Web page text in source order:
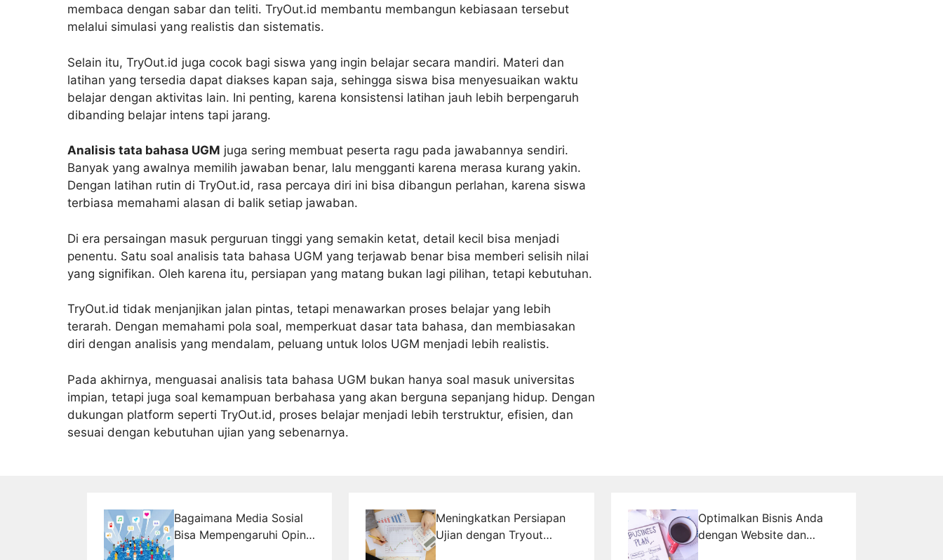
membaca dengan sabar dan teliti. TryOut.id membantu membangun kebiasaan tersebut
melalui simulasi yang realistis dan sistematis.
Selain itu, TryOut.id juga cocok bagi siswa yang ingin belajar secara mandiri. Materi dan
latihan yang tersedia dapat diakses kapan saja, sehingga siswa bisa menyesuaikan waktu
belajar dengan aktivitas lain. Ini penting, karena konsistensi latihan jauh lebih berpengaruh
dibanding belajar intens tapi jarang.
Analisis tata bahasa UGM juga sering membuat peserta ragu pada jawabannya sendiri.
Banyak yang awalnya memilih jawaban benar, lalu mengganti karena merasa kurang yakin.
Dengan latihan rutin di TryOut.id, rasa percaya diri ini bisa dibangun perlahan, karena siswa
terbiasa memahami alasan di balik setiap jawaban.
Di era persaingan masuk perguruan tinggi yang semakin ketat, detail kecil bisa menjadi
penentu. Satu soal analisis tata bahasa UGM yang terjawab benar bisa memberi selisih nilai
yang signifikan. Oleh karena itu, persiapan yang matang bukan lagi pilihan, tetapi kebutuhan.
TryOut.id tidak menjanjikan jalan pintas, tetapi menawarkan proses belajar yang lebih
terarah. Dengan memahami pola soal, memperkuat dasar tata bahasa, dan membiasakan
diri dengan analisis yang mendalam, peluang untuk lolos UGM menjadi lebih realistis.
Pada akhirnya, menguasai analisis tata bahasa UGM bukan hanya soal masuk universitas
impian, tetapi juga soal kemampuan berbahasa yang akan berguna sepanjang hidup. Dengan
dukungan platform seperti TryOut.id, proses belajar menjadi lebih terstruktur, efisien, dan
sesuai dengan kebutuhan ujian yang sebenarnya.
Bagaimana Media Sosial
Bisa Mempengaruhi Opini
Meningkatkan Persiapan
Ujian dengan Tryout
Optimalkan Bisnis Anda
dengan Website dan
Promosi Tanpa Biaya